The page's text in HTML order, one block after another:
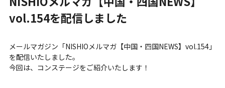
中部 関西
九州・沖縄（外部）
vol.154を配信しました
メールマガジン「NISHIOメルマガ【中国・四国NEWS】vol.154」
を配信いたしました。
今回は、コンステージをご紹介いたします！